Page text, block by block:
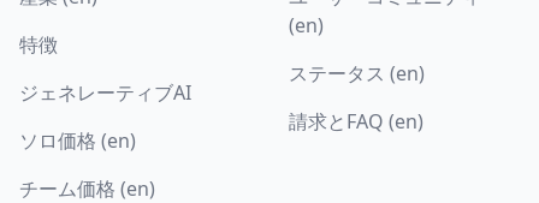
特徴
ジェネレーティブAI
ソロ価格 (en)
チーム価格 (en)
(en)
ステータス (en)
請求とFAQ (en)